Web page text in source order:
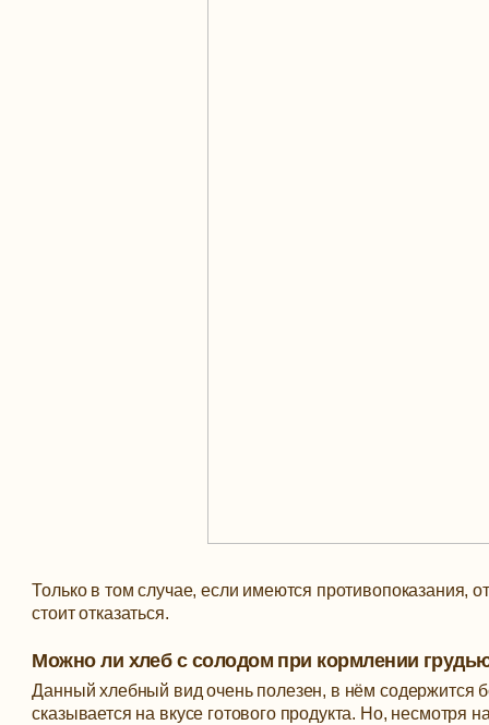
Только в том случае, если имеются противопоказания,
стоит отказаться.
Можно ли хлеб с солодом при кормлении
Данный хлебный вид очень полезен, в нём содержится
сказывается на вкусе готового продукта. Но, несмотря